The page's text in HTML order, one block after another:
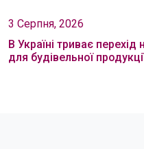
3 Серпня, 2026
В Україні триває
для будівельної